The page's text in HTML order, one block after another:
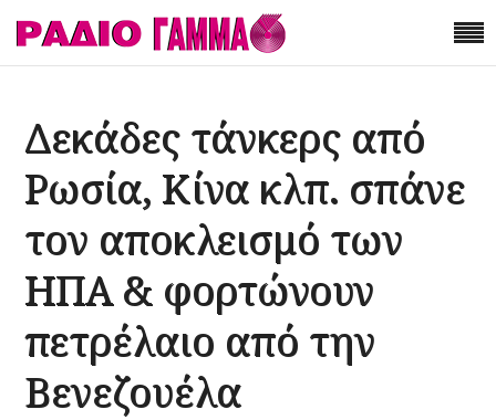
Δεκάδες τάνκερς από
Ρωσία, Κίνα κλπ. σπάνε
τον αποκλεισμό των
ΗΠΑ & φορτώνουν
πετρέλαιο από την
Βενεζουέλα